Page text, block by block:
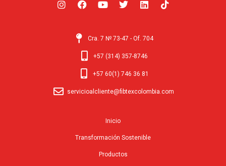
Cra. 7 № 73-47 - Of. 704
+57 (314) 357-8746
+57 60(1) 746 36 81
servicioalcliente@fibtexcolombia.com
Inicio
Transformación Sostenible
Productos